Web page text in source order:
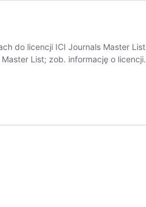
do licencji ICI Journals Master
List; zob. informację o